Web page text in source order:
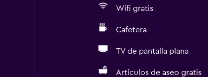
Wifi gratis
Cafetera
TV de pantalla plana
Artículos de aseo gratis